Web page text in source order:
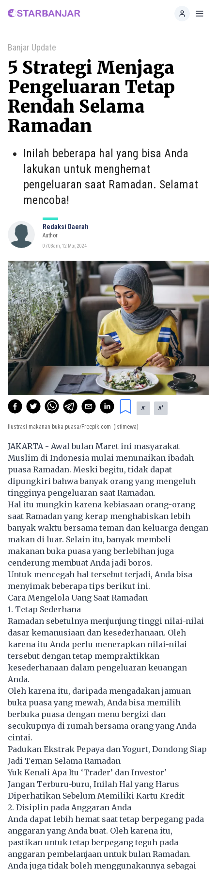
Home
Banjar Update
5 Strategi Menjaga
Pengeluaran Tetap
Rendah Selama
Ramadan
Inilah beberapa hal yang bisa Anda
lakukan untuk menghemat
pengeluaran saat Ramadan. Selamat
mencoba!
Redaksi Daerah
Author
07:03am, 12 Mar, 2024
A- A+
Ilustrasi makanan buka puasa/Freepik.com (Istimewa)
JAKARTA - Awal bulan Maret ini masyarakat
Muslim di Indonesia mulai menunaikan ibadah
puasa Ramadan. Meski begitu, tidak dapat
dipungkiri bahwa banyak orang yang mengeluh
tingginya pengeluaran saat Ramadan.
Hal itu mungkin karena kebiasaan orang-orang
saat Ramadan yang kerap menghabiskan lebih
banyak waktu bersama teman dan keluarga dengan
makan di luar. Selain itu, banyak membeli
makanan buka puasa yang berlebihan juga
cenderung membuat Anda jadi boros.
Untuk mencegah hal tersebut terjadi, Anda bisa
menyimak beberapa tips berikut ini.
Cara Mengelola Uang Saat Ramadan
1. Tetap Sederhana
Ramadan sebetulnya menjunjung tinggi nilai-nilai
dasar kemanusiaan dan kesederhanaan. Oleh
karena itu Anda perlu menerapkan nilai-nilai
tersebut dengan tetap mempraktikkan
kesederhanaan dalam pengeluaran keuangan
Anda.
Oleh karena itu, daripada mengadakan jamuan
buka puasa yang mewah, Anda bisa memilih
berbuka puasa dengan menu bergizi dan
secukupnya di rumah bersama orang yang Anda
cintai.
Padukan Ekstrak Pepaya dan Yogurt, Dondong Siap
Jadi Teman Selama Ramadan
Yuk Kenali Apa Itu ‘Trader’ dan Investor'
Jangan Terburu-buru, Inilah Hal yang Harus
Diperhatikan Sebelum Memiliki Kartu Kredit
2. Disiplin pada Anggaran Anda
Anda dapat lebih hemat saat tetap berpegang pada
anggaran yang Anda buat. Oleh karena itu,
pastikan untuk tetap berpegang teguh pada
anggaran pembelanjaan untuk bulan Ramadan.
Anda juga tidak boleh menggunakannya sebagai